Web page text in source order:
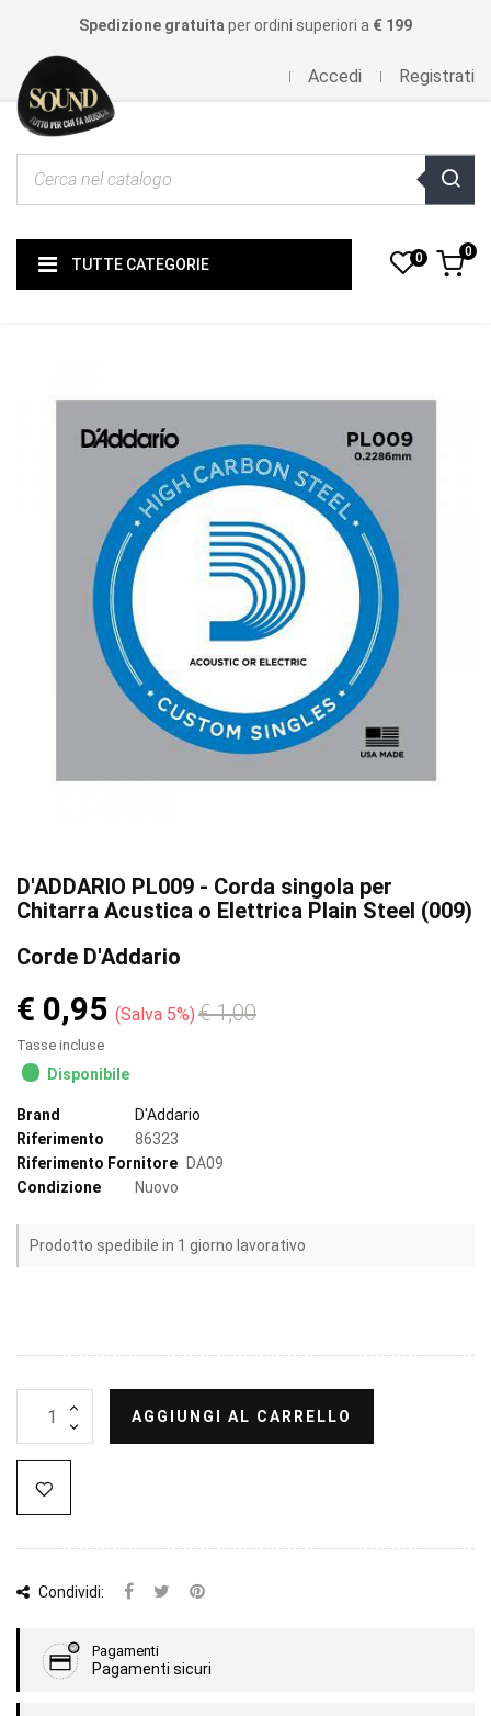
Spedizione gratuita per ordini superiori a € 199
Accedi Registrati
TUTTE CATEGORIE 0 0
D'ADDARIO PL009 - Corda singola per
Chitarra Acustica o Elettrica Plain Steel (009)
Corde D'Addario
€ 0,95 Salva 5% € 1,00
Tasse incluse
Disponibile
Brand
D'Addario
Riferimento
86323
Riferimento Fornitore
DA09
Condizione
Nuovo
Prodotto spedibile in 1 giorno lavorativo
AGGIUNGI AL CARRELLO
Condividi:
Pagamenti
Pagamenti sicuri